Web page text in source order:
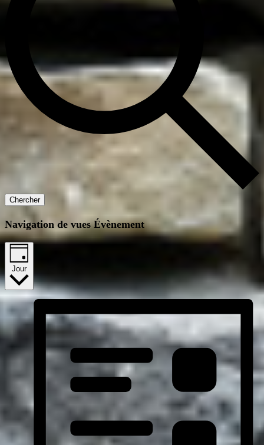
Chercher
Navigation de vues Évènement
Jour